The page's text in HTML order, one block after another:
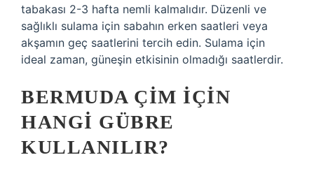
tabakası 2-3 hafta nemli kalmalıdır. Düzenli ve
sağlıklı sulama için sabahın erken saatleri veya
akşamın geç saatlerini tercih edin. Sulama için
ideal zaman, güneşin etkisinin olmadığı saatlerdir.
BERMUDA ÇIM IÇIN
HANGI GÜBRE
KULLANILIR?